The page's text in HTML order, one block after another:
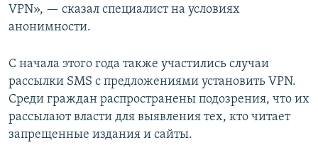
VPN», — сказал специалист на условиях
анонимности.
С начала этого года также участились случаи
рассылки SMS с предложениями установить VPN.
Среди граждан распространены подозрения, что их
рассылают власти для выявления тех, кто читает
запрещенные издания и сайты.